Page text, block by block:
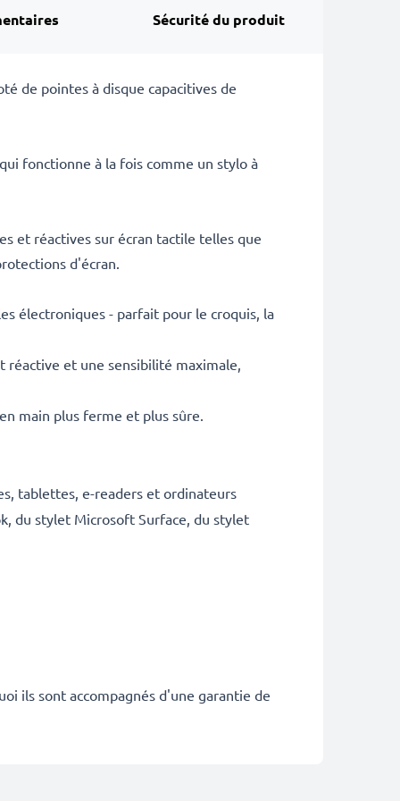
Sécurité du produit
de pointes à disque capacitives de
fonctionne à la fois comme un stylo à
et réactives sur écran tactile telles que
d'écran.
électroniques - parfait pour le croquis, la
réactive et une sensibilité maximale,
main plus ferme et plus sûre.
tablettes, e-readers et ordinateurs
du stylet Microsoft Surface, du stylet
ils sont accompagnés d'une garantie de